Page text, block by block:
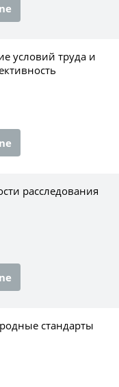
условий труда и
расследования
стандарты